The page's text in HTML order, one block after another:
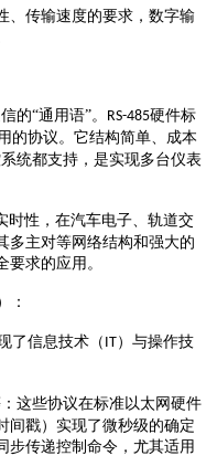
、传输速度的要求，数字输
的“通用语”。 RS-485硬件标
的协议。它结构简单、成本
统都支持，是实现多台仪表
时性，在汽车电子、轨道交
多主对等网络结构和强大的
求的应用。
：
了信息技术（ IT）与操作技
这些协议在标准以太网硬件
间戳）实现了微秒级的确定
步传递控制命令，尤其适用